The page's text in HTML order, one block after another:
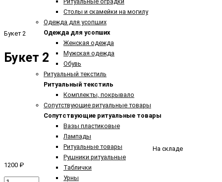
Столы и скамейки на могилу
Одежда для усопших
Одежда для усопших
Женская одежда
Мужская одежда
Обувь
Ритуальный текстиль
Ритуальный текстиль
Комплекты, покрывало
Сопутствующие ритуальные товары
Сопутствующие ритуальные товары
Вазы пластиковые
Лампады
Ритуальные товары
Рушники ритуальные
Таблички
Урны
Букет 2
Букет 2
На складе
1200 ₽